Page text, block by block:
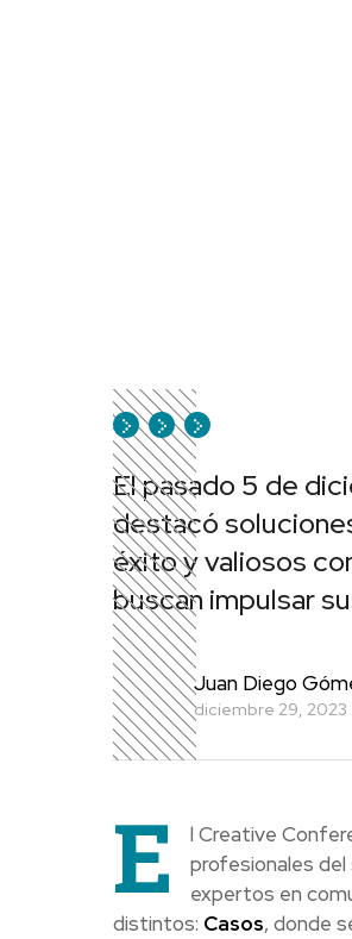
El pasado 5 de
destacó
éxito y valiosos
buscan impulsar
Juan Diego
diciembre 29, 2023
E
l Creative
profesionales
expertos en
distintos: Casos, donde